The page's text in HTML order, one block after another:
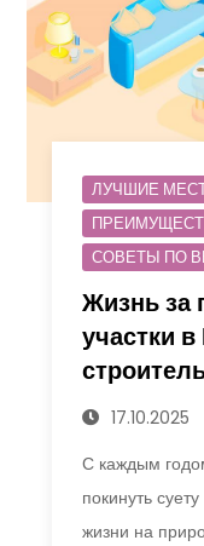
ЛУЧШИЕ
СОВЕТЫ ПО
Жизнь за
участки
17.10.2025
С каждым
покинуть
жизни на